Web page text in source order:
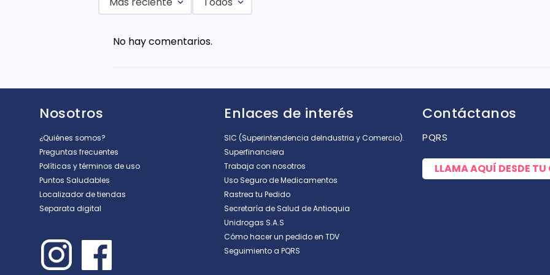
Título
Escribe un comentario
No hay comentarios.
Nosotros
¿Quiénes somos?
Preguntas frecuentes
Políticas y términos de uso
Puntos Saludables
Localizador de tiendas
Separata digital
Enlaces de interés
SIC (Superintendencia deIndustria y Comercio).
Superfinanciera
Trabaja con nosotros
Uso Seguro de Medicamentos
Rastrea tu Pedido
Secretaría de Salud de Antioquia
Unidrogas S.A.S
Cómo hacer un pedido en TDV
Seguimiento a PQRS
Contáctanos
PQRS
LLAMA AQUÍ DESDE